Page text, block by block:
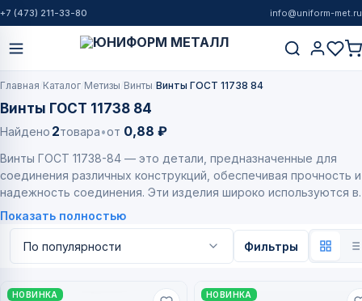
+7 (473) 211-33-80 info@uniform-met.ru
Главная Каталог Метизы Винты Винты ГОСТ 11738 84
Винты ГОСТ 11738 84
Найдено 2товара•от 0,88 ₽
Винты ГОСТ 11738-84 — это детали, предназначенные для
соединения различных конструкций, обеспечивая прочность и
надежность соединения. Эти изделия широко используются в
различных отраслях, таких как машиностроение,
автомобилестроение и строительство. Если вам нужно
винты Гост 11738-84, мы предлагаем вам обратит…
Показать полностью
Фильтры
НОВИНКА
НОВИНКА